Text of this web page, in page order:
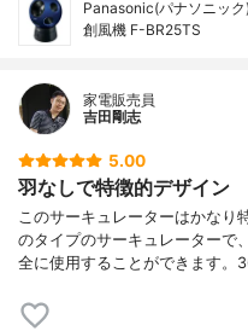
Panasonic(パナソニック)
創風機 F-BR25TS
家電販売員
吉田剛志
5.00
羽なしで特徴的デザイン
このサーキュレーターはかなり
のタイプのサーキュレーターで
全に使用することができます。